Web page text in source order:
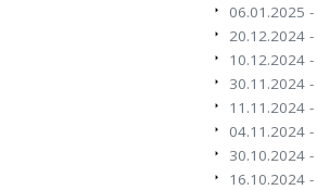
06.01.2025 -
20.12.2024 -
10.12.2024 -
30.11.2024 -
11.11.2024 -
04.11.2024 -
30.10.2024 -
16.10.2024 -